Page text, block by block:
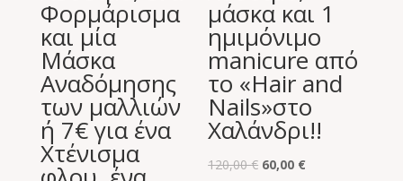
Φορμάρισμα
και μία
Μάσκα
Αναδόμησης
των μαλλιών
ή 7€ για ένα
Χτένισμα
μάσκα και 1
ημιμόνιμο
manicure από
το «Hair and
Nails»στο
Χαλάνδρι!!
120,00€ Original
60,00 €